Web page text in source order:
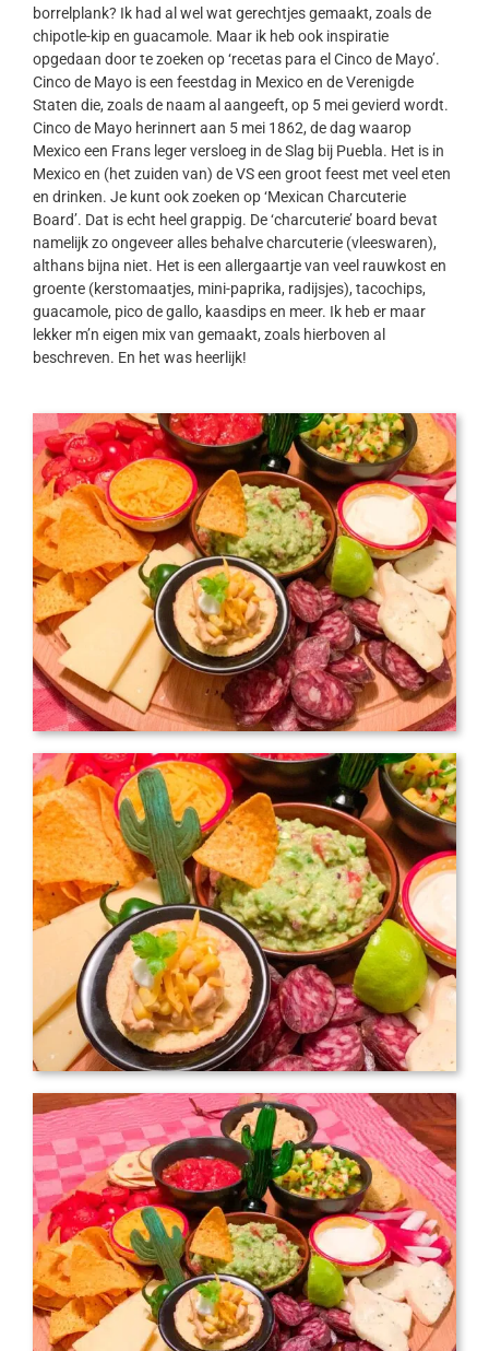
borrelplank? Ik had al wel wat gerechtjes gemaakt, zoals de
chipotle-kip en guacamole. Maar ik heb ook inspiratie
opgedaan door te zoeken op ‘recetas para el Cinco de Mayo’.
Cinco de Mayo is een feestdag in Mexico en de Verenigde
Staten die, zoals de naam al aangeeft, op 5 mei gevierd wordt.
Cinco de Mayo herinnert aan 5 mei 1862, de dag waarop
Mexico een Frans leger versloeg in de Slag bij Puebla. Het is in
Mexico en (het zuiden van) de VS een groot feest met veel eten
en drinken. Je kunt ook zoeken op ‘Mexican Charcuterie
Board’. Dat is echt heel grappig. De ‘charcuterie’ board bevat
namelijk zo ongeveer alles behalve charcuterie (vleeswaren),
althans bijna niet. Het is een allergaartje van veel rauwkost en
groente (kerstomaatjes, mini-paprika, radijsjes), tacochips,
guacamole, pico de gallo, kaasdips en meer. Ik heb er maar
lekker m’n eigen mix van gemaakt, zoals hierboven al
beschreven. En het was heerlijk!